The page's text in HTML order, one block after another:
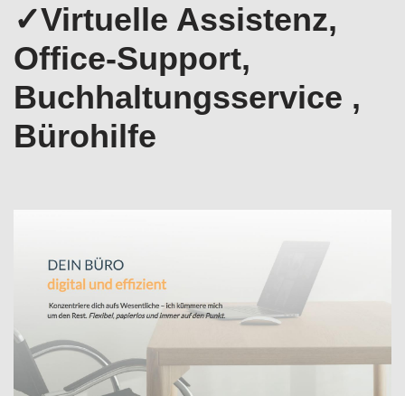
✓Virtuelle Assistenz,
Office-Support,
Buchhaltungsservice ,
Bürohilfe
oder ✓Office-Support, Virtuelle Assistenz,
Buchhaltungsservice , Bürohilfe. Reservieren Sie
✓Virtuelle Assistenz, ✓Buchhaltungsservice ,
✓Büroservice, ✓Office-Support oder ✓Bürohilfe für
76661 Philippsburg bei Valeska Horak – digitale